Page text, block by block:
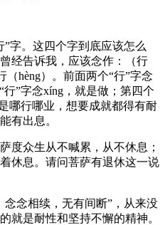
字。这四个字到底应该怎么
经告诉我，应该念作：（行
（hèng）。前面两个“行”字念
”字念xíng，就是做；第四个
哪行哪业，想要成就都得有耐
有出息。
度众生从不喊累，从不休息；
休息。请问菩萨有退休这一说
念相续，无有间断”，从来没
就是耐性和坚持不懈的精神。